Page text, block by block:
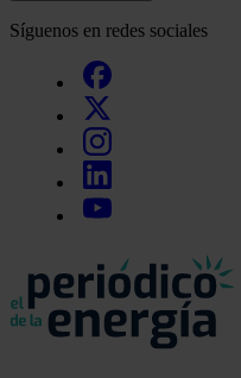
Síguenos en redes sociales